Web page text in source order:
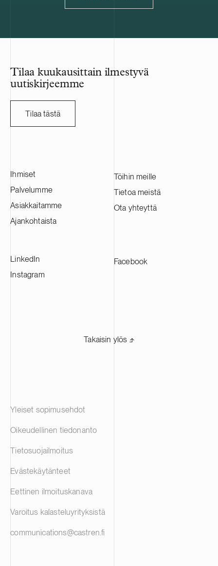
Tilaa kuukausittain ilmestyvä
uutiskirjeemme
Tilaa tästä
Ihmiset
Palvelumme
Asiakkaitamme
Ajankohtaista
Töihin meille
Tietoa meistä
Ota yhteyttä
LinkedIn
Instagram
Facebook
Takaisin ylös ⬏
Yleiset sopimusehdot
Oikeudellinen tiedonanto
Tietosuojailmoitus
Evästekäytänteet
Eettinen ilmoituskanava
Varoitus kalasteluyrityksistä
communications@castren.fi